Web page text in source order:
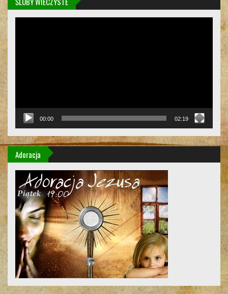
00:00 02:19
Adoracja